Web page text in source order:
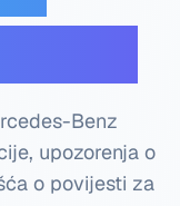
Benz
upozorenja o
o povijesti za